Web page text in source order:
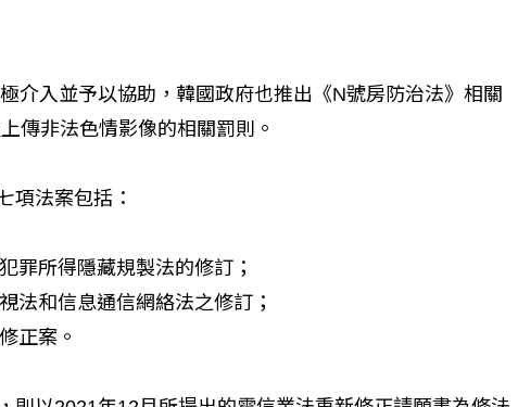
介入並予以協助，韓國政府也推出《N號房防治法》相關
傳非法色情影像的相關罰則。
項法案包括：
罪所得隱藏規製法的修訂；
法和信息通信網絡法之修訂；
正案。